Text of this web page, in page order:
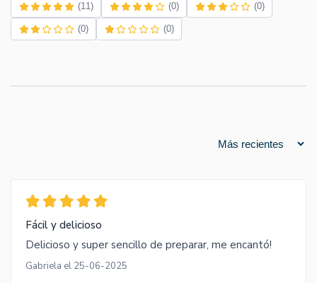
(11) (0) (0)
(0) (0)
Fácil y delicioso
Delicioso y super sencillo de preparar, me encantó!
Gabriela el 25-06-2025